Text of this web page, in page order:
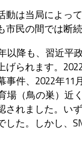
は当局によっ
民の間では断
以降も、習近平
げられます。
事件、2022年
場（鳥の巣）近
されました。い
た。しかし、